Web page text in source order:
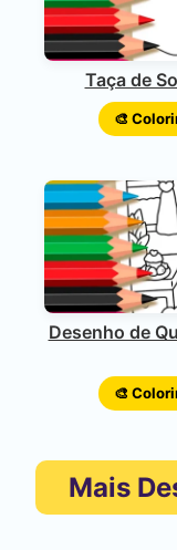
Taça de
🎨
Desenho de
🎨
Mais